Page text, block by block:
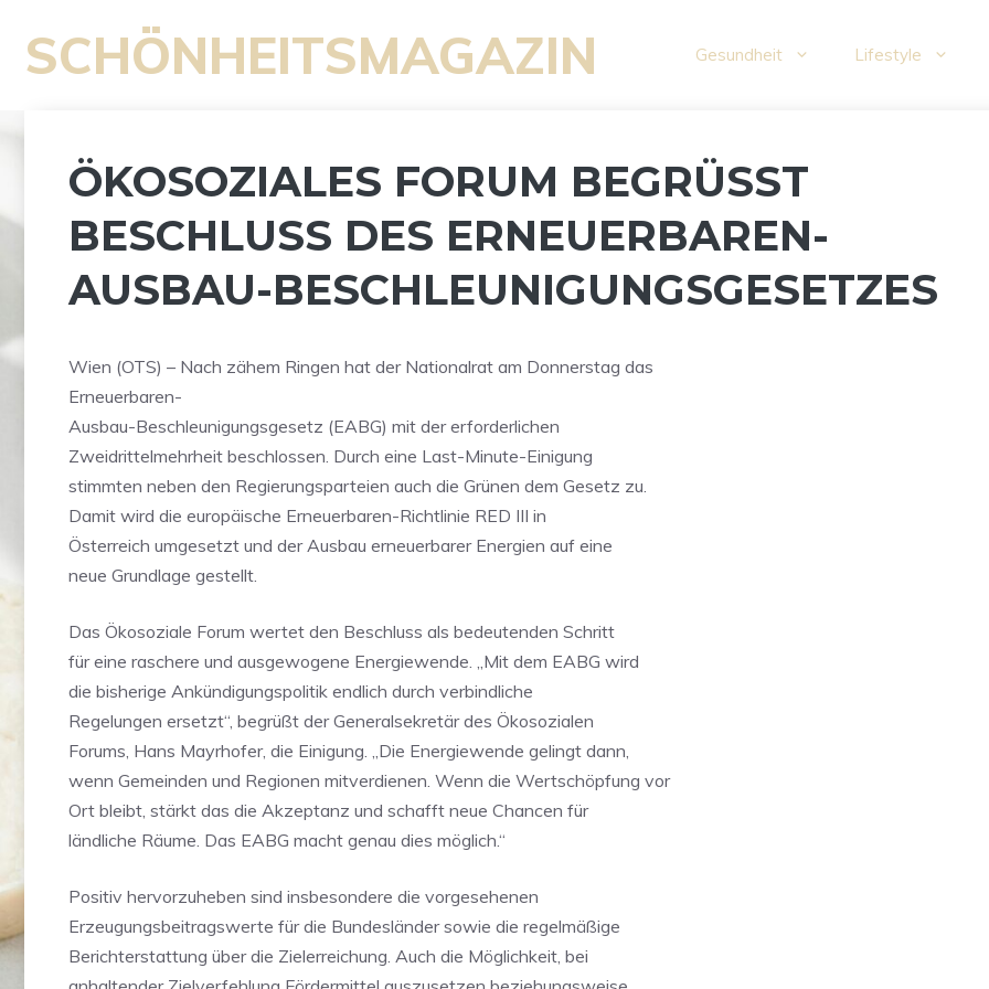
Inhalt
springen
SCHÖNHEITSMAGAZIN Gesundheit Lifestyle
ÖKOSOZIALES FORUM BEGRÜSST B
ESCHLUSS DES ERNEUERBAREN-A
USBAU-BESCHLEUNIGUNGSGESETZES
Wien (OTS) – Nach zähem Ringen hat der Nationalrat am Donnerstag das
Erneuerbaren-
Ausbau-Beschleunigungsgesetz (EABG) mit der erforderlichen
Zweidrittelmehrheit beschlossen. Durch eine Last-Minute-Einigung
stimmten neben den Regierungsparteien auch die Grünen dem Gesetz zu.
Damit wird die europäische Erneuerbaren-Richtlinie RED III in
Österreich umgesetzt und der Ausbau erneuerbarer Energien auf eine
neue Grundlage gestellt.
Das Ökosoziale Forum wertet den Beschluss als bedeutenden Schritt
für eine raschere und ausgewogene Energiewende. „Mit dem EABG wird
die bisherige Ankündigungspolitik endlich durch verbindliche
Regelungen ersetzt“, begrüßt der Generalsekretär des Ökosozialen
Forums, Hans Mayrhofer, die Einigung. „Die Energiewende gelingt dann,
wenn Gemeinden und Regionen mitverdienen. Wenn die Wertschöpfung vor
Ort bleibt, stärkt das die Akzeptanz und schafft neue Chancen für
ländliche Räume. Das EABG macht genau dies möglich.“
Positiv hervorzuheben sind insbesondere die vorgesehenen
Erzeugungsbeitragswerte für die Bundesländer sowie die regelmäßige
Berichterstattung über die Zielerreichung. Auch die Möglichkeit, bei